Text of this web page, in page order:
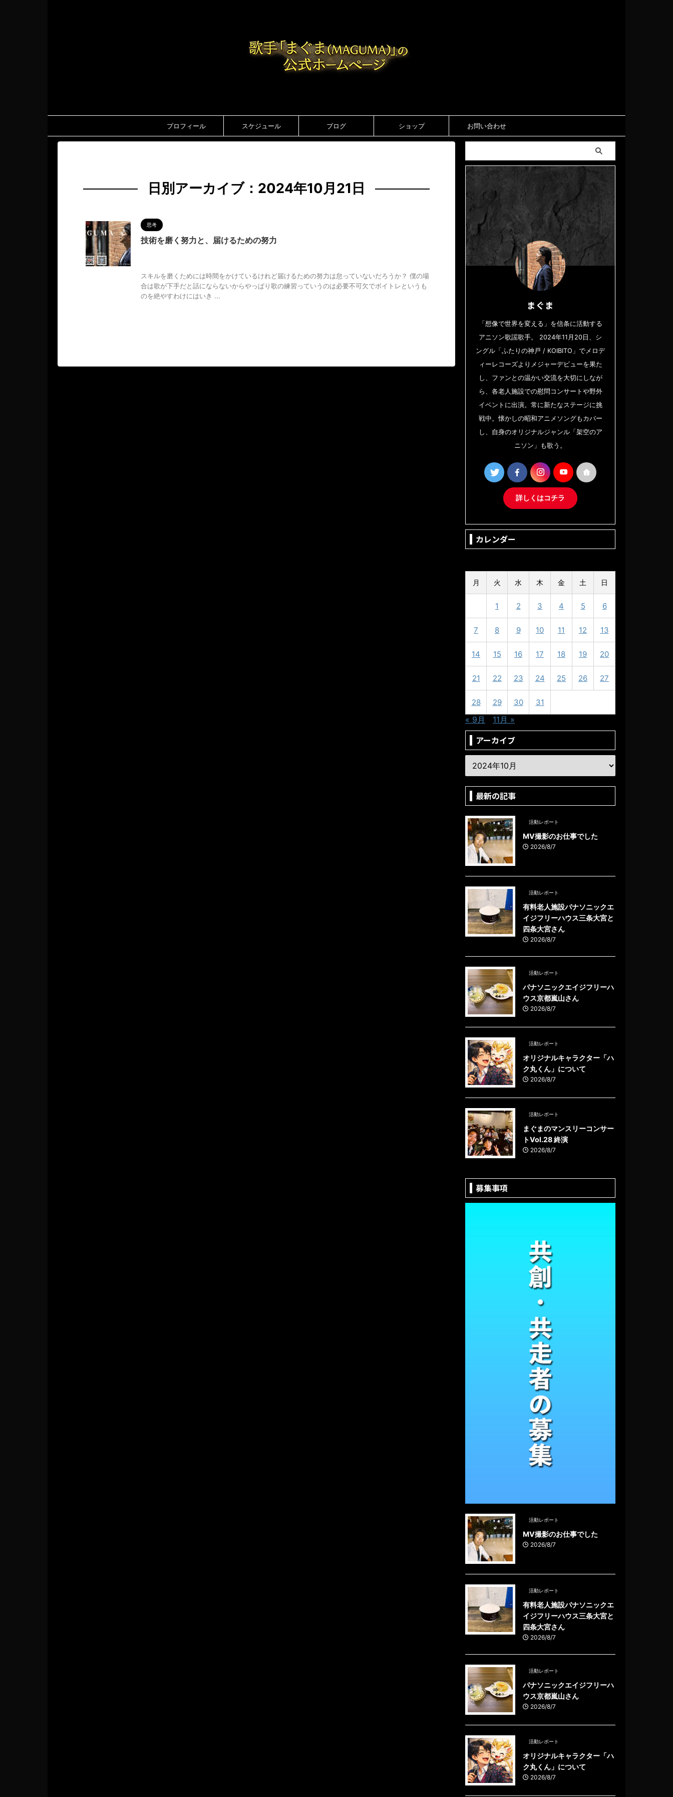
プロフィール スケジュール ブログ ショップ お問い合わせ
日別アーカイブ：2024年10月21日
思考
技術を磨く努力と、届けるための努力
スキルを磨くためには時間をかけているけれど届けるための努力は怠っていないだろうか？ 僕の場
合は歌が下手だと話にならないからやっぱり歌の練習っていうのは必要不可欠でボイトレというも
のを絶やすわけにはいき ...
まぐま
「想像で世界を変える」を信条に活動する
アニソン歌謡歌手。 2024年11月20日、シ
ングル「ふたりの神戸 / KOIBITO」でメロデ
ィーレコーズよりメジャーデビューを果た
し、ファンとの温かい交流を大切にしなが
ら、各老人施設での慰問コンサートや野外
イベントに出演。常に新たなステージに挑
戦中。懐かしの昭和アニメソングもカバー
し、自身のオリジナルジャンル「架空のア
ニソン」も歌う。
詳しくはコチラ
カレンダー
月 火 水 木 金 土 日
1 2 3 4 5 6
7 8 9 10 11 12 13
14 15 16 17 18 19 20
21 22 23 24 25 26 27
28 29 30 31
« 9月 11月 »
アーカイブ
最新の記事
活動レポート
MV撮影のお仕事でした
2026/8/7
活動レポート
有料老人施設パナソニックエ
イジフリーハウス三条大宮と
四条大宮さん
2026/8/7
活動レポート
パナソニックエイジフリーハ
ウス京都嵐山さん
2026/8/7
活動レポート
オリジナルキャラクター「ハ
ク丸くん」について
2026/8/7
活動レポート
まぐまのマンスリーコンサー
トVol.28 終演
2026/8/7
募集事項
活動レポート
MV撮影のお仕事でした
2026/8/7
活動レポート
有料老人施設パナソニックエ
イジフリーハウス三条大宮と
四条大宮さん
2026/8/7
活動レポート
パナソニックエイジフリーハ
ウス京都嵐山さん
2026/8/7
活動レポート
オリジナルキャラクター「ハ
ク丸くん」について
2026/8/7